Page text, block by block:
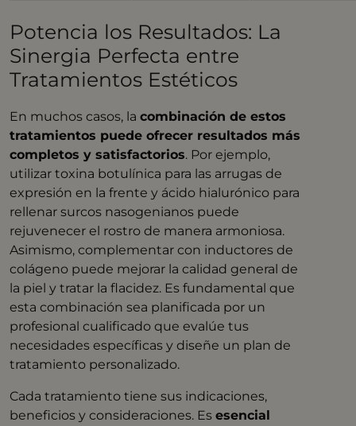
Potencia los Resultados: La
Sinergia Perfecta entre
Tratamientos Estéticos
En muchos casos, lacombinación de estos
tratamientos puede ofrecer resultados más
completos y satisfactorios. Por ejemplo,
utilizar toxina botulínica para las arrugas de
expresión en la frente y ácido hialurónico para
rellenar surcos nasogenianos puede
rejuvenecer el rostro de manera armoniosa.
Asimismo, complementar con inductores de
colágeno puede mejorar la calidad general de
la piel y tratar la flacidez. Es fundamental que
esta combinación sea planificada por un
profesional cualificado que evalúe tus
necesidades específicas y diseñe un plan de
tratamiento personalizado. ​
Cada tratamiento tiene sus indicaciones,
beneficios y consideraciones. Esesencial